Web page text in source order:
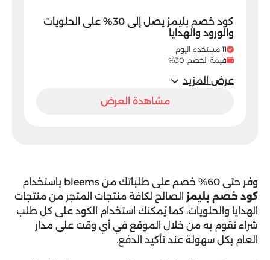
كود خصم بليمز يصل إلى 30% على الحلويات
والورود والهدايا
11 مستخدم اليوم
قيمة الخصم: 30%
عرض المزيد
مشاهدة العرض
وفر حتى 60% خصم على طلباتك من bleems باستخدام
كود خصم بليمز
الصالح لكافة منتجات المتجر من منتجات
الهدايا والحلويات، كما يُمكنك استخدام الكود على كل طلب
شراء تقوم به من خلال الموقع في أي وقت على مدار
العام بكل سهولة عند تأكيد الدفع.